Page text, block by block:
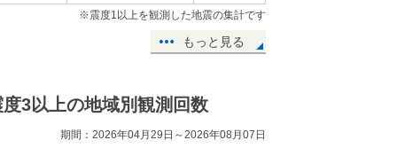
※震度1以上を観測した地震の集計です
もっと見る
度3以上の地域別観測回数
期間：2026年04月29日～2026年08月07日